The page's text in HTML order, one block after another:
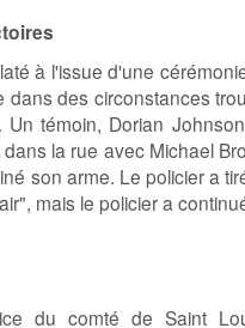
à l'issue d'une
dans des circonstances
Un témoin, Dorian
dans la rue avec Michael
son arme. Le policier a
mais le policier a
du comté de Saint